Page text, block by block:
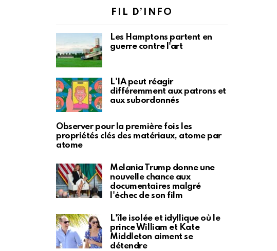
FIL D’INFO
Les Hamptons partent en
guerre contre l'art
L'IA peut réagir
différemment aux patrons et
aux subordonnés
Observer pour la première fois les
propriétés clés des matériaux, atome par
atome
Melania Trump donne une
nouvelle chance aux
documentaires malgré
l'échec de son film
L'île isolée et idyllique où le
prince William et Kate
Middleton aiment se
détendre